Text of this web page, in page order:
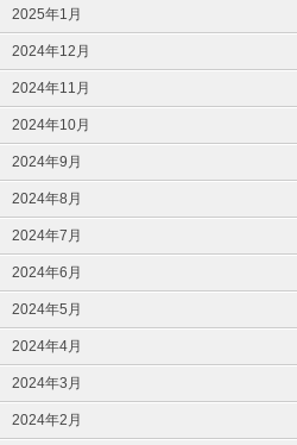
2025年1月
2024年12月
2024年11月
2024年10月
2024年9月
2024年8月
2024年7月
2024年6月
2024年5月
2024年4月
2024年3月
2024年2月